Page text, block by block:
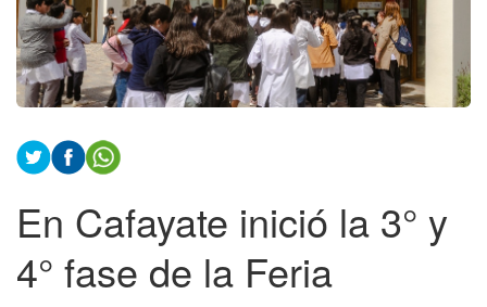
En Cafayate inició la 3° y
4° fase de la Feria